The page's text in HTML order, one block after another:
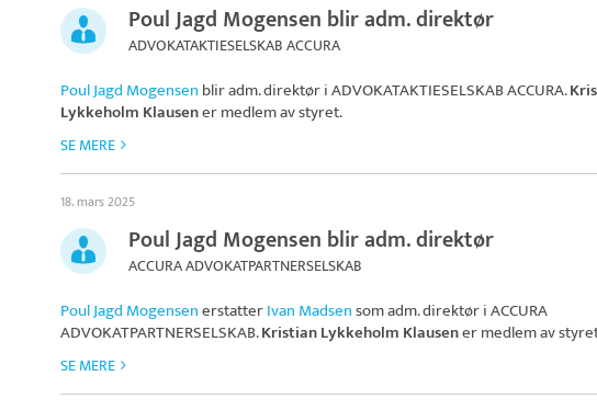
Poul Jagd Mogensen blir adm. direktør
ADVOKATAKTIESELSKAB ACCURA
Poul Jagd Mogensen blir adm. direktør iADVOKATAKTIESELSKAB ACCURA.
Lykkeholm Klausener medlem av styret.
SE MERE
18. mars 2025
Poul Jagd Mogensen blir adm. direktør
ACCURA ADVOKATPARTNERSELSKAB
Poul Jagd MogensenerstatterIvan Madsensom adm. direktør iACCURA
ADVOKATPARTNERSELSKAB.Kristian Lykkeholm Klausener medlem av
SE MERE